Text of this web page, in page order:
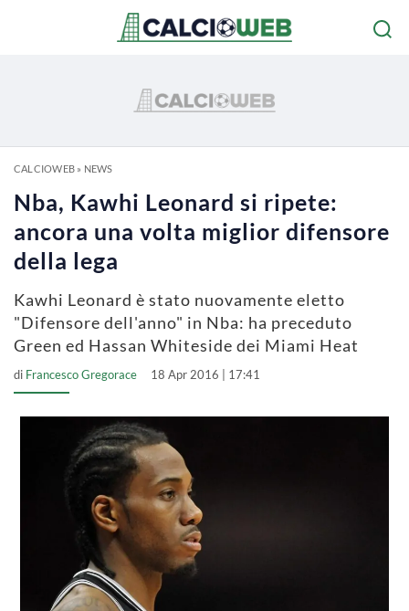
CALCIOWEB» NEWS
Nba, Kawhi Leonard si ripete:
ancora una volta miglior difensore
della lega
Kawhi Leonard è stato nuovamente eletto
"Difensore dell'anno" in Nba: ha preceduto
Green ed Hassan Whiteside dei Miami Heat
di Francesco Gregorace 18 Apr 2016 | 17:41